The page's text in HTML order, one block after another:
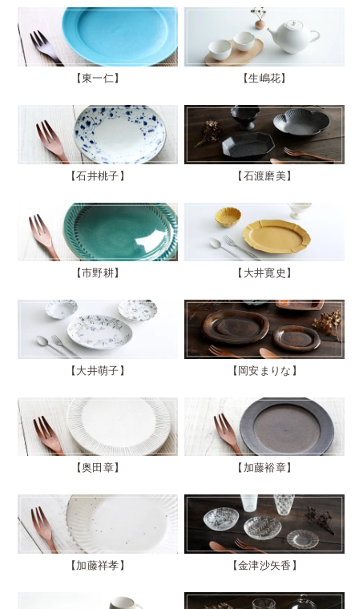
東一仁 生嶋花
石井桃子 石渡磨美
市野耕 大井寛史
大井萌子 岡安まりな
奥田章 加藤裕章
加藤祥孝 金津沙矢香